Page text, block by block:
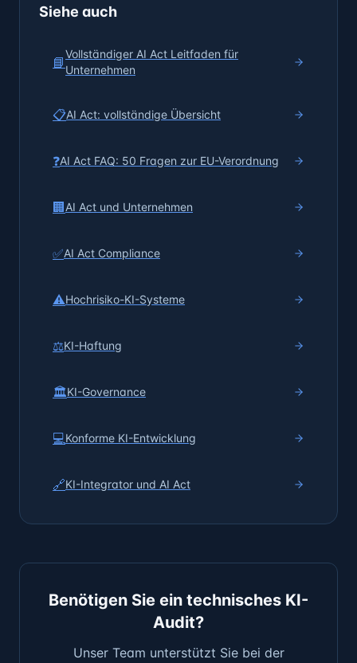
Siehe auch
📘
Vollständiger AI Act Leitfaden für
Unternehmen
📋AI Act: vollständige Übersicht
❓AI Act FAQ: 50 Fragen zur EU-Verordnung
🏢 AI Act und Unternehmen
✅AI Act Compliance
⚠️Hochrisiko-KI-Systeme
⚖️KI-Haftung
🏛️KI-Governance
💻Konforme KI-Entwicklung
🔗KI-Integrator und AI Act
Benötigen Sie ein technisches KI-
Audit?
Unser Team unterstützt Sie bei der